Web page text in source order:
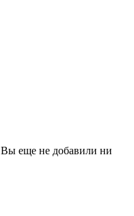
Вы еще не добавили ни